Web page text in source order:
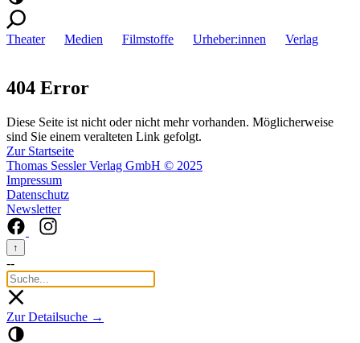
Theater Medien Filmstoffe Urheber:innen Verlag
404 Error
Diese Seite ist nicht oder nicht mehr vorhanden. Möglicherweise
sind Sie einem veralteten Link gefolgt.
Zur Startseite
Thomas Sessler Verlag GmbH © 2025
Impressum
Datenschutz
Newsletter
↑
--
Zur Detailsuche →